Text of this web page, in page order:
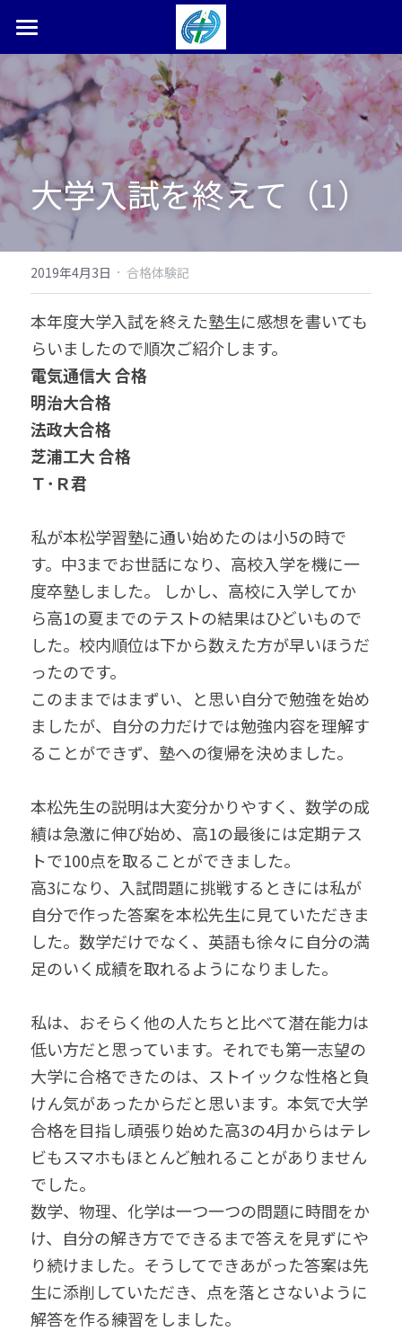
ホーム
塾長ブログ
本松学習塾とは
合格体験記・実績
お問い合わせ
検索
0287-36-9450
無料個別相談お申込
大学入試を終えて（1）
2019年4月3日 · 合格体験記
本年度大学入試を終えた塾生に感想を書いても
らいましたので順次ご紹介します。
電気通信大 合格
明治大合格
法政大合格
芝浦工大 合格
Ｔ･Ｒ君
私が本松学習塾に通い始めたのは小5の時で
す。中3までお世話になり、高校入学を機に一
度卒塾しました。 しかし、高校に入学してか
ら高1の夏までのテストの結果はひどいもので
した。校内順位は下から数えた方が早いほうだ
ったのです。
このままではまずい、と思い自分で勉強を始め
ましたが、自分の力だけでは勉強内容を理解す
ることができず、塾への復帰を決めました。
本松先生の説明は大変分かりやすく、数学の成
績は急激に伸び始め、高1の最後には定期テス
トで100点を取ることができました。
高3になり、入試問題に挑戦するときには私が
自分で作った答案を本松先生に見ていただきま
した。数学だけでなく、英語も徐々に自分の満
足のいく成績を取れるようになりました。
私は、おそらく他の人たちと比べて潜在能力は
低い方だと思っています。それでも第一志望の
大学に合格できたのは、ストイックな性格と負
けん気があったからだと思います。本気で大学
合格を目指し頑張り始めた高3の4月からはテレ
ビもスマホもほとんど触れることがありません
でした。
数学、物理、化学は一つ一つの問題に時間をか
け、自分の解き方でできるまで答えを見ずにや
り続けました。そうしてできあがった答案は先
生に添削していただき、点を落とさないように
解答を作る練習をしました。